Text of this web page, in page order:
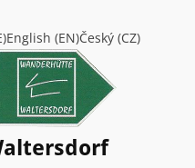
(EN)Český (CZ)